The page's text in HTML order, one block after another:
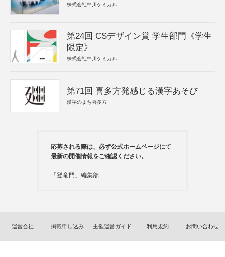
株式会社中川ケミカル
第24回 CSデザイン賞 学生部門《学生
限定》
株式会社中川ケミカル
第71回 喜多方発感じる漢字あそび
漢字のまち喜多方
応募される際は、必ず公式ホームページにて
最新の開催情報をご確認ください。
「登竜門」編集部
運営会社 掲載申し込み 主催運営ガイド 利用規約 お問い合わせ